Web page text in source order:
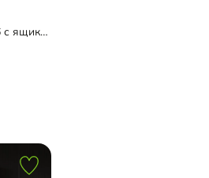
Книжный шкаф Лестер-6 с ящиками